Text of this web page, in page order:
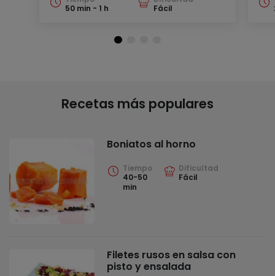
50 min - 1 h
Fácil
Recetas más populares
Boniatos al horno
Tiempo
40-50
min
Dificultad
Fácil
Filetes rusos en salsa con
pisto y ensalada